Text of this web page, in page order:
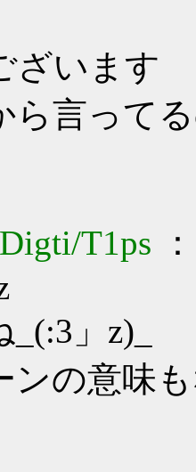
ざいます
ら言って
T1ps
」z)_
ンの意味